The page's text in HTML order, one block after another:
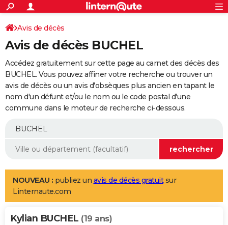
ACTUALITÉS
Politique
Société
Faits Divers
Education
Monde
Villes
+
SPORT
Coupe du monde 2026
Football
Tennis
Cyclisme
Rugby
Forum
Programme TV
TNT
Streaming
Cinéma
Sorties cinéma
Musique
+
FINANCE
Retraite
Epargne
Immobilier
Risques naturels par ville
Banque
Assurance
AUTO
Essais
Réserver un essai
Citadines
Berlines
SUV
Forum auto
+
Mobiles
Meilleur smartphone
Internet
Ordinateurs
Jeux vidéo
Guide high-tech
Aménagement intérieur
LIFESTYLE
Art de vivre
Bien-être
Loisirs
Mode
Modes de vie
Alimentation
Guide de la santé
Maladies
Médicaments
Sommeil
VOYAGE
Avis de décès
Avis de décès BUCHEL
Accédez gratuitement sur cette page au carnet des décès des
BUCHEL. Vous pouvez affiner votre recherche ou trouver un
avis de décès ou un avis d'obsèques plus ancien en tapant le
nom d'un défunt et/ou le nom ou le code postal d'une
commune dans le moteur de recherche ci-dessous.
NOUVEAU : publiez un avis de décès gratuitsur
Linternaute.com
Kylian BUCHEL (19 ans)